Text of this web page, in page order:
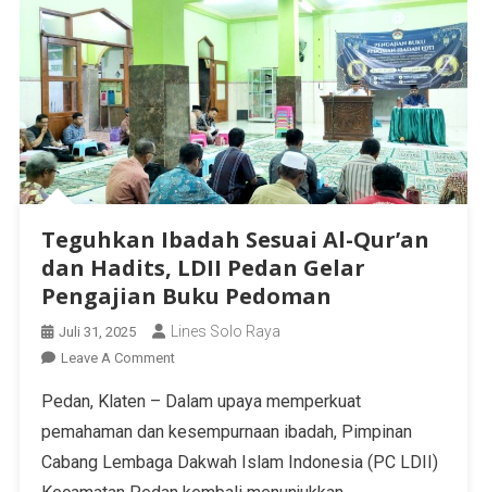
Teguhkan Ibadah Sesuai Al-Qur’an
dan Hadits, LDII Pedan Gelar
Pengajian Buku Pedoman
Juli 31, 2025 Lines Solo Raya
Leave A Comment
Pedan, Klaten – Dalam upaya memperkuat
pemahaman dan kesempurnaan ibadah, Pimpinan
Cabang Lembaga Dakwah Islam Indonesia (PC LDII)